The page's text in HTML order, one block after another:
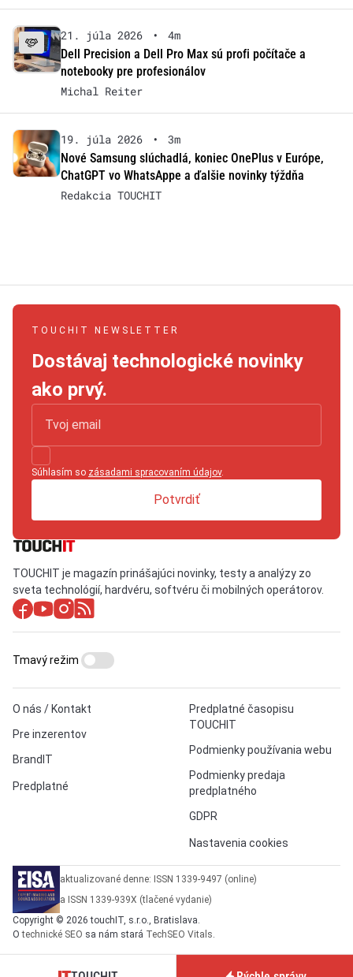
21. júla 2026 •
4m
Dell Precision a Dell Pro Max sú profi počítače a
notebooky pre profesionálov
Michal Reiter
19. júla 2026 •
3m
Nové Samsung slúchadlá, koniec OnePlus v Európe,
ChatGPT vo WhatsAppe a ďalšie novinky týždňa
Redakcia TOUCHIT
TOUCHIT NEWSLETTER
Dostávaj technologické novinky
ako prvý.
Súhlasím so zásadami spracovaním údajov.
Potvrdiť
TOUCHIT je magazín prinášajúci novinky, testy a analýzy zo
sveta technológií, hardvéru, softvéru či mobilných operátorov.
O nás / Kontakt
Pre inzerentov
BrandIT
Predplatné
Predplatné časopisu
TOUCHIT
Podmienky používania webu
Podmienky predaja
predplatného
GDPR
Nastavenia cookies
Tmavý režim
aktualizované denne: ISSN 1339-9497 (online)
a ISSN 1339-939X (tlačené vydanie)
Copyright © 2026 touchIT, s.r.o., Bratislava.
Otechnické SEO sa nám stará TechSEO Vitals.